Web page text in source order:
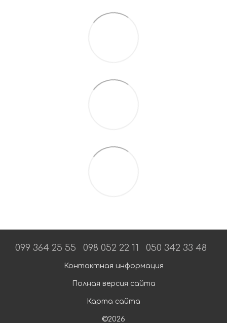
099 364 25 55 098 052 22 11 050 342 33 48
Контактная информация
Полная версия сайта
Карта сайта
©2026